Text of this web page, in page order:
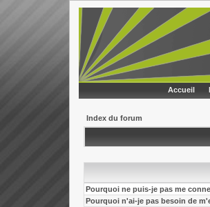
Accueil
Index du forum
Pourquoi ne puis-je pas me
Pourquoi n'ai-je pas besoin de